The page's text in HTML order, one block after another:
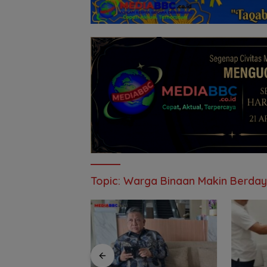
Topic: Warga Binaan Makin